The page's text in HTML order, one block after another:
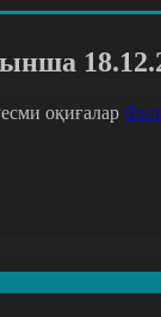
оқиғалар